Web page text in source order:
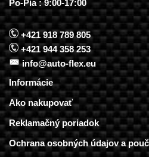
Po-Pia : 9:00-17:00
+421 918 789 805
+421 944 358 253
info@auto-flex.eu
Informácie
Ako nakupovať
Reklamačný poriadok
Ochrana osobných údajov a